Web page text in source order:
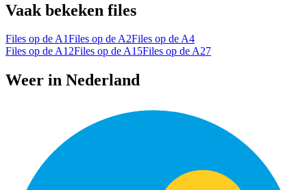
Vaak bekeken files
Files op de A1Files op de A2Files op de A4
Files op de A12Files op de A15Files op de A27
Weer in Nederland